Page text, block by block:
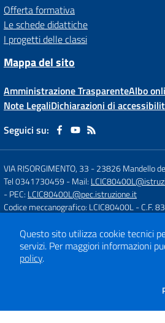
Offerta formativa
Le schede didattiche
I progetti delle classi
Mappa del sito
Amministrazione TrasparenteAlbo
Note LegaliDichiarazioni di
Seguici su:
VIA RISORGIMENTO, 33 -23826 Mandello
Tel 0341730459 - Mail:
- PEC: LCIC80400L@pec.istruzione.it
Codice meccanografico: LCIC80400L- C.F.
Codice Univoco di Fatturazione: UFCH98
- Conto di Tesoreria: IT 91 M 01000 04306
Link pagamento PagoPA:
Concept &
Sito web realizzato
Questo sito utilizza cookie tecnici
servizi. Per maggiori informazioni
policy.